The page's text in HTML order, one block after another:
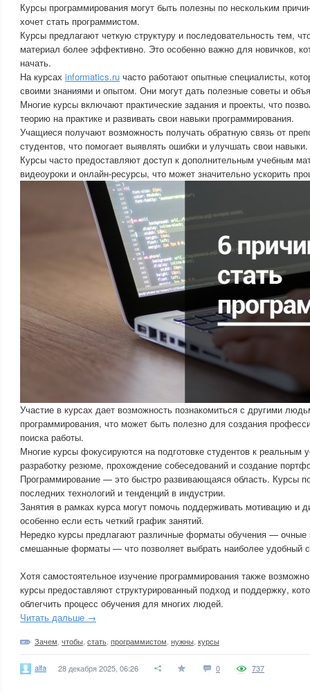
Курсы программирования могут быть полезны по нескольким
хочет стать программистом.
Курсы предлагают четкую структуру и последовательность тем,
материал более эффективно. Это особенно важно для новичков,
начать.
На курсах informatics.ru часто работают опытные специалисты,
своими знаниями и опытом. Они могут дать полезные советы и
Многие курсы включают практические задания и проекты, что
теорию на практике и развивать свои навыки программирования.
Учащиеся получают возможность получать обратную связь от
студентов, что помогает выявлять ошибки и улучшать свои навыки.
Курсы часто предоставляют доступ к дополнительным учебным
видеоуроки и онлайн-ресурсы, что может значительно ускорить
Участие в курсах дает возможность познакомиться с другими
программирования, что может быть полезно для создания
поиска работы.
Многие курсы фокусируются на подготовке студентов к реальным
разработку резюме, прохождение собеседований и создание
Программирование — это быстро развивающаяся область. Курсы
последних технологий и тенденций в индустрии.
Занятия в рамках курса могут помочь поддерживать мотивацию и
особенно если есть четкий график занятий.
Нередко курсы предлагают различные форматы обучения — очные
смешанные форматы — что позволяет выбрать наиболее удобный
Хотя самостоятельное изучение программирования также
курсы предоставляют структурированный подход и поддержку,
облегчить процесс обучения для многих людей.
Читать дальше →
Зачем чтобы стать программистом нужны курсы
alfa 28 декабря 2025, 06:26 0 737